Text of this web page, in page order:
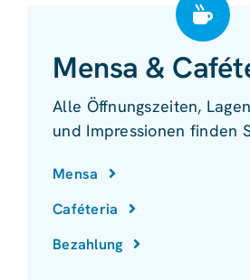
Mensa &
Alle Öffnungszeiten,
und Impressionen finden
Mensa
Caféteria
Bezahlung